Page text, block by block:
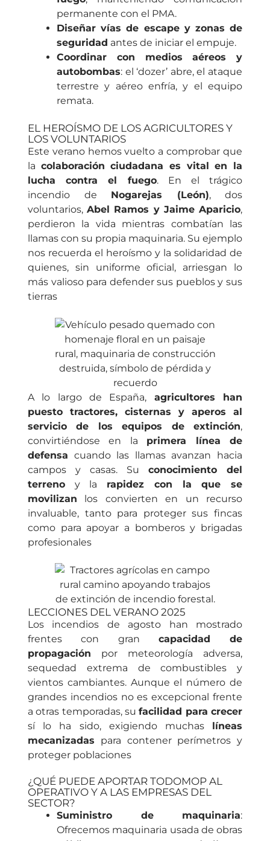
permanente con el PMA.
Diseñar vías de escape y zonas de
seguridad antes de iniciar el empuje.
Coordinar con medios aéreos y
autobombas: el ‘dozer’ abre, el ataque
terrestre y aéreo enfría, y el equipo
remata.
EL HEROÍSMO DE LOS AGRICULTORES Y
LOS VOLUNTARIOS
Este verano hemos vuelto a comprobar que
la colaboración ciudadana es vital en la
lucha contra el fuego. En el trágico
incendio de Nogarejas (León), dos
voluntarios,Abel Ramos y Jaime Aparicio,
perdieron la vida mientras combatían las
llamas con su propia maquinaria. Su ejemplo
nos recuerda el heroísmo y la solidaridad de
quienes, sin uniforme oficial, arriesgan lo
más valioso para defender sus pueblos y sus
tierras
A lo largo de España, agricultores han
puesto tractores, cisternas y aperos al
servicio de los equipos de extinción,
convirtiéndose en la primera línea de
defensa cuando las llamas avanzan hacia
campos y casas. Su conocimiento del
terreno y la rapidez con la que se
movilizan los convierten en un recurso
invaluable, tanto para proteger sus fincas
como para apoyar a bomberos y brigadas
profesionales
LECCIONES DEL VERANO 2025
Los incendios de agosto han mostrado
frentes con gran capacidad de
propagación por meteorología adversa,
sequedad extrema de combustibles y
vientos cambiantes. Aunque el número de
grandes incendios no es excepcional frente
a otras temporadas, sufacilidad para crecer
sí lo ha sido, exigiendo muchas líneas
mecanizadas para contener perímetros y
proteger poblaciones
¿QUÉ PUEDE APORTAR TODOMOP AL
OPERATIVO Y A LAS EMPRESAS DEL
SECTOR?
Suministro de maquinaria:
Ofrecemos maquinaria usada de obras